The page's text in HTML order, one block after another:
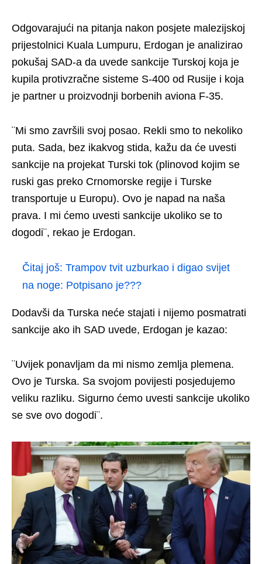
Odgovarajući na pitanja nakon posjete malezijskoj
prijestolnici Kuala Lumpuru, Erdogan je analizirao
pokušaj SAD-a da uvede sankcije Turskoj koja je
kupila protivzračne sisteme S-400 od Rusije i koja
je partner u proizvodnji borbenih aviona F-35.
¨Mi smo završili svoj posao. Rekli smo to nekoliko
puta. Sada, bez ikakvog stida, kažu da će uvesti
sankcije na projekat Turski tok (plinovod kojim se
ruski gas preko Crnomorske regije i Turske
transportuje u Europu). Ovo je napad na naša
prava. I mi ćemo uvesti sankcije ukoliko se to
dogodi¨, rekao je Erdogan.
Čitaj još: Trampov tvit uzburkao i digao svijet
na noge: Potpisano je???
Dodavši da Turska neće stajati i nijemo posmatrati
sankcije ako ih SAD uvede, Erdogan je kazao:
¨Uvijek ponavljam da mi nismo zemlja plemena.
Ovo je Turska. Sa svojom povijesti posjedujemo
veliku razliku. Sigurno ćemo uvesti sankcije ukoliko
se sve ovo dogodi¨.